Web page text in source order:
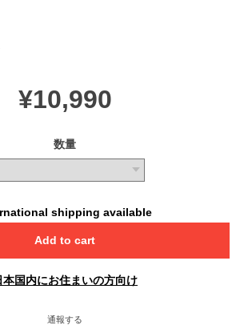
¥10,990
数量
shipping available
Add to cart
本国内にお住まいの方向け
通報する